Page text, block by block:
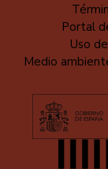
pie
Portal
Uso
Medio